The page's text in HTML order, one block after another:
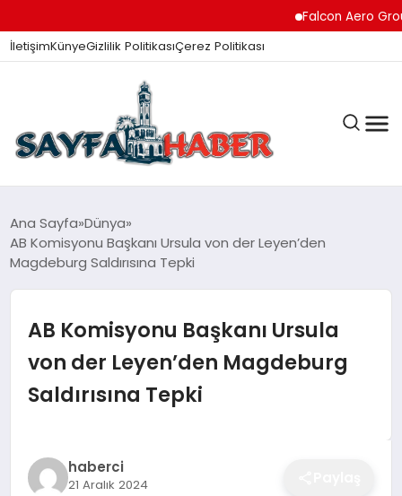
Falcon Aero Group,
İletişimKünyeGizlilik PolitikasıÇerez Politikası
ANA SAYFA
GÜNDEM
İZMIR HABERLERI
EKONOMI
Ana Sayfa Dünya
AB Komisyonu Başkanı Ursula von der Leyen’den
Magdeburg Saldırısına Tepki
AB Komisyonu Başkanı Ursula
von der Leyen’den Magdeburg
Saldırısına Tepki
haberci
21 Aralık 2024